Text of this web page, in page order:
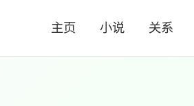
主页 小说 关系